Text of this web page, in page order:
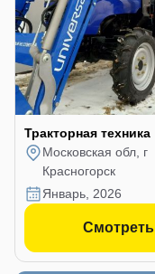
Тракторная техника
Московская обл, г
Красногорск
январь, 2026
Смотреть